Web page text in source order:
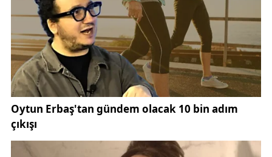
karşılaşmalarla kıyaslandığında ortalamanın üzerinde
bir katılım anlamına geliyor.
Tribün doluluk oranındaki artış, özellikle kritik
haftalara girilen lig maratonunda taraftarın takıma
verdiği desteğin sürdüğünü gösterdi. Futbol
kamuoyunda da dikkat çeken bu ilgi, Sivasspor’un iç
saha maçlarında oluşturduğu atmosferin önemini bir